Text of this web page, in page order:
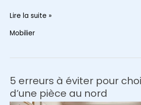
Comment
pour
votre
housse
Lire la suite »
Mobilier
5 erreurs à éviter pour
d’une pièce au nord